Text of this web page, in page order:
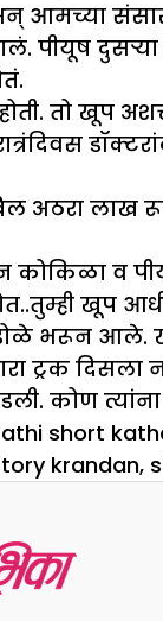
आमच्या
पीयूष
तो खूप
अठरा लाख
कोकिळा व
खूप आधीच
भरून आले.
ट्रक दिसला
कोण
short
krandan,